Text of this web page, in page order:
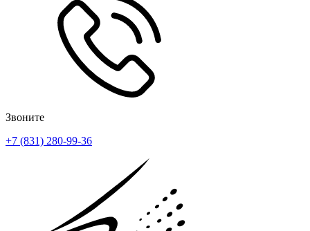
Звоните
+7 (831) 280-99-36